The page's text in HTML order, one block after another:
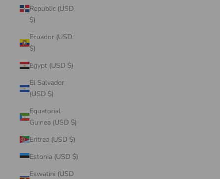
Republic (USD
$)
Ecuador (USD
$)
Egypt (USD $)
El Salvador
(USD $)
Equatorial
Guinea (USD $)
Eritrea (USD $)
Estonia (USD $)
Eswatini (USD